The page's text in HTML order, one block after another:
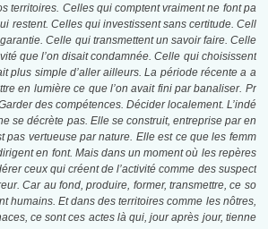
territoires. Celles qui comptent vraiment ne font pa
restent. Celles qui investissent sans certitude. Cell
Celle qui transmettent un savoir faire. Celle
que l’on disait condamnée. Celle qui choisissent
plus simple d’aller ailleurs. La période récente a a
en lumière ce que l’on avait fini par banaliser. Pr
des compétences. Décider localement. L’indé
se décrète pas. Elle se construit, entreprise par en
pas vertueuse par nature. Elle est ce que les femm
en font. Mais dans un moment où les repères
ceux qui créent de l’activité comme des suspect
Car au fond, produire, former, transmettre, ce so
humains. Et dans des territoires comme les nôtres,
ce sont ces actes là qui, jour après jour, tienne